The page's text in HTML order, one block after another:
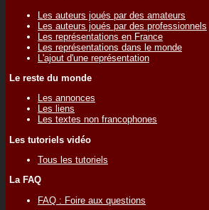
Les auteurs joués par des amateurs
Les auteurs joués par des professionnels
Les représentations en France
Les représentations dans le monde
L'ajout d'une représentation
Le reste du monde
Les annonces
Les liens
Les textes non francophones
Les tutoriels vidéo
Tous les tutoriels
La FAQ
FAQ : Foire aux questions